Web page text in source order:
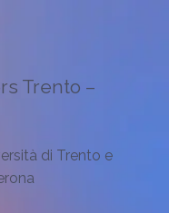
Trento –
di Trento e